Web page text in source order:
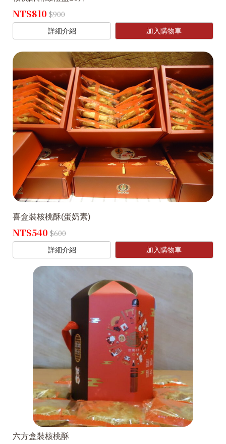
NT$810 $900
加入購物車
詳細介紹
喜盒裝核桃酥(蛋奶素)
NT$540 $600
加入購物車
詳細介紹
六方盒裝核桃酥